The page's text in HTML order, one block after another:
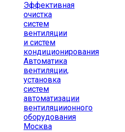
Эффективная
очистка
систем
вентиляции
и систем
кондиционирования
Автоматика
вентиляции,
установка
систем
автоматизации
вентиляциионного
оборудования
Москва